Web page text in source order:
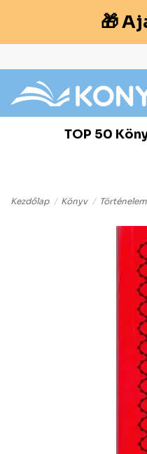
🎁
TOP 50
Kezdőlap Könyv Történelem